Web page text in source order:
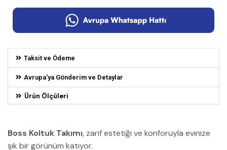
Taksit ve Ödeme
Avrupa'ya Gönderim ve Detaylar
Ürün Ölçüleri
Boss Koltuk Takımı, zarif estetiği ve konforuyla evinize
şık bir görünüm katıyor.